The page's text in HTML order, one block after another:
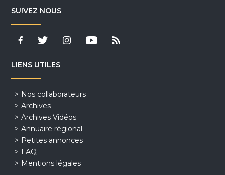
SUIVEZ NOUS
LIENS UTILES
Nos collaborateurs
Archives
Archives Vidéos
Annuaire régional
Petites annonces
FAQ
Mentions légales